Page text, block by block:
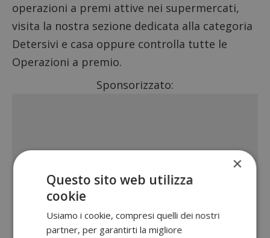
operazioni a premi attive nei supermercati,
visita la nostra sezione dedicata alla categoria
Detersivi e casa oppure controlla tutte le
Operazioni a premio.
Sponsorizzato:
×
Questo sito web utilizza
cookie
Usiamo i cookie, compresi quelli dei nostri
partner, per garantirti la migliore